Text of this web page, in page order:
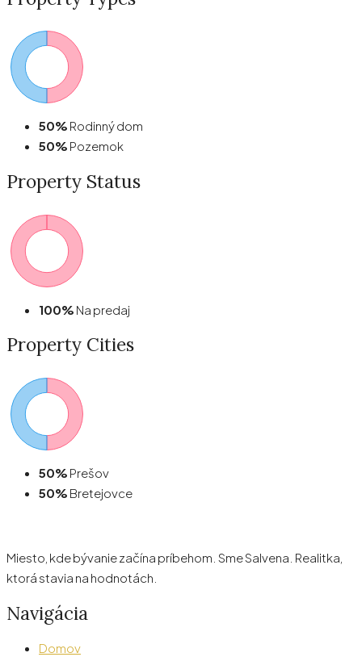
50% Rodinný dom
50% Pozemok
Property Status
100% Na predaj
Property Cities
50% Prešov
50% Bretejovce
Miesto, kde bývanie začína príbehom. Sme Salvena. Realitka,
ktorá stavia na hodnotách.
Navigácia
Domov